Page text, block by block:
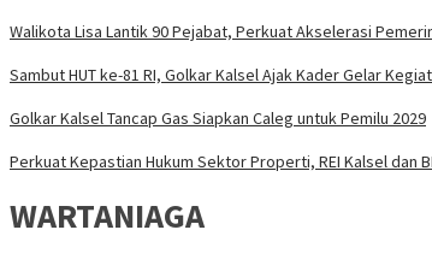
Walikota Lisa Lantik 90 Pejabat, Perkuat Akselerasi
Sambut HUT ke-81 RI, Golkar Kalsel Ajak Kader Gelar
Golkar Kalsel Tancap Gas Siapkan Caleg untuk Pemilu 2029
Perkuat Kepastian Hukum Sektor Properti, REI Kalsel dan
WARTANIAGA